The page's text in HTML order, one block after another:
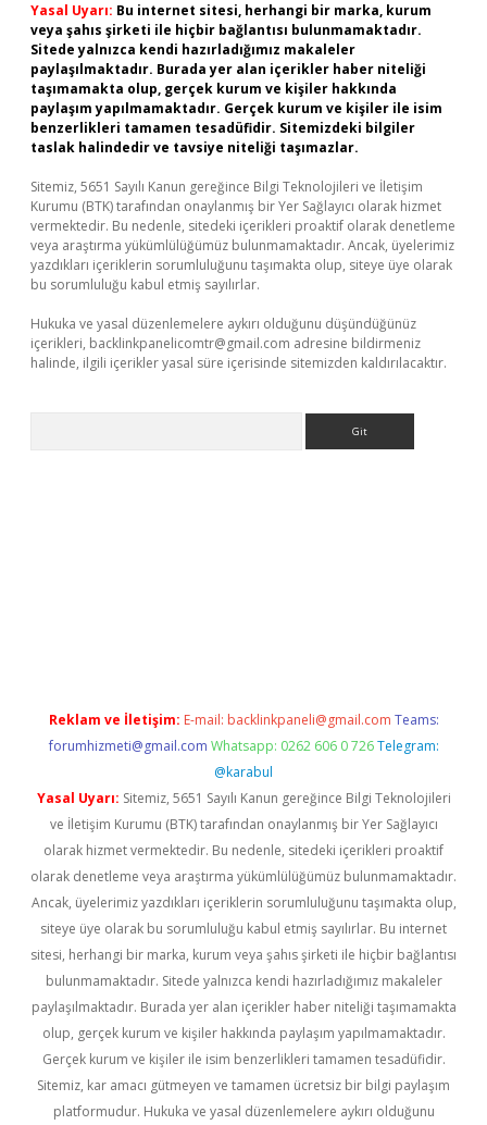
Yasal Uyarı: Bu internet sitesi, herhangi bir marka, kurum
veya şahıs şirketi ile hiçbir bağlantısı bulunmamaktadır.
Sitede yalnızca kendi hazırladığımız makaleler
paylaşılmaktadır. Burada yer alan içerikler haber niteliği
taşımamakta olup, gerçek kurum ve kişiler hakkında
paylaşım yapılmamaktadır. Gerçek kurum ve kişiler ile isim
benzerlikleri tamamen tesadüfidir. Sitemizdeki bilgiler
taslak halindedir ve tavsiye niteliği taşımazlar.
Sitemiz, 5651 Sayılı Kanun gereğince Bilgi Teknolojileri ve İletişim
Kurumu (BTK) tarafından onaylanmış bir Yer Sağlayıcı olarak hizmet
vermektedir. Bu nedenle, sitedeki içerikleri proaktif olarak denetleme
veya araştırma yükümlülüğümüz bulunmamaktadır. Ancak, üyelerimiz
yazdıkları içeriklerin sorumluluğunu taşımakta olup, siteye üye olarak
bu sorumluluğu kabul etmiş sayılırlar.
Hukuka ve yasal düzenlemelere aykırı olduğunu düşündüğünüz
içerikleri, backlinkpanelicomtr@gmail.com adresine bildirmeniz
halinde, ilgili içerikler yasal süre içerisinde sitemizden kaldırılacaktır.
Reklam ve İletişim: E-mail: backlinkpaneli@gmail.com Teams:
forumhizmeti@gmail.com Whatsapp: 0262 606 0 726 Telegram:
@karabul
Yasal Uyarı: Sitemiz, 5651 Sayılı Kanun gereğince Bilgi Teknolojileri
ve İletişim Kurumu (BTK) tarafından onaylanmış bir Yer Sağlayıcı
olarak hizmet vermektedir. Bu nedenle, sitedeki içerikleri proaktif
olarak denetleme veya araştırma yükümlülüğümüz bulunmamaktadır.
Ancak, üyelerimiz yazdıkları içeriklerin sorumluluğunu taşımakta olup,
siteye üye olarak bu sorumluluğu kabul etmiş sayılırlar. Bu internet
sitesi, herhangi bir marka, kurum veya şahıs şirketi ile hiçbir bağlantısı
bulunmamaktadır. Sitede yalnızca kendi hazırladığımız makaleler
paylaşılmaktadır. Burada yer alan içerikler haber niteliği taşımamakta
olup, gerçek kurum ve kişiler hakkında paylaşım yapılmamaktadır.
Gerçek kurum ve kişiler ile isim benzerlikleri tamamen tesadüfidir.
Sitemiz, kar amacı gütmeyen ve tamamen ücretsiz bir bilgi paylaşım
platformudur. Hukuka ve yasal düzenlemelere aykırı olduğunu